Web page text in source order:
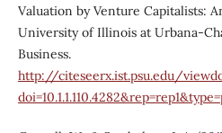
Valuation by Venture Capitalists:
University of Illinois at Urbana-
Business.
http://citeseerx.ist.psu.edu/